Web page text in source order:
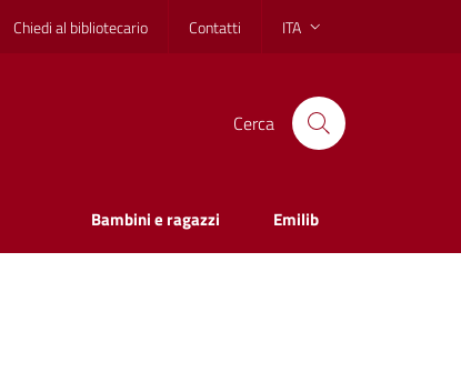
Chiedi al bibliotecario Contatti ITA
Cerca
Bambini e ragazzi Emilib